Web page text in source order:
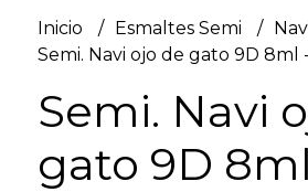
Inicio Esmaltes Semi
Semi. Navi ojo de gato 9D 8ml -
Semi. Navi
gato 9D 8ml